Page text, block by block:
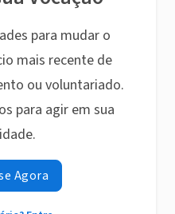
para mudar o
mais recente de
ou voluntariado.
para agir em sua
Agora